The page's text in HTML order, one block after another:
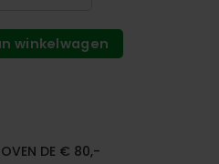
winkelwagen
DE € 80,-